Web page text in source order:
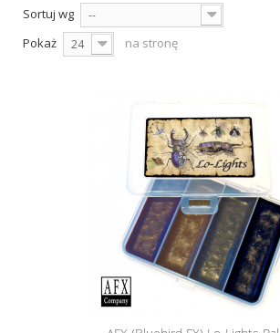
Sortuj wg --
Pokaż 24 na stronę